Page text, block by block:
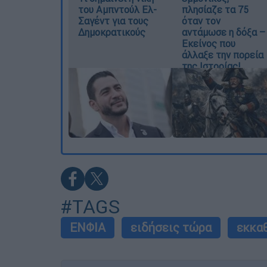
του Αμπντούλ Ελ-
Σαγέντ για τους
Δημοκρατικούς
πλησίαζε τα 75
όταν τον
αντάμωσε η δόξα –
Εκείνος που
άλλαξε την πορεία
της Ιστορίας!
#TAGS
ΕΝΦΙΑ ειδήσεις τώρα